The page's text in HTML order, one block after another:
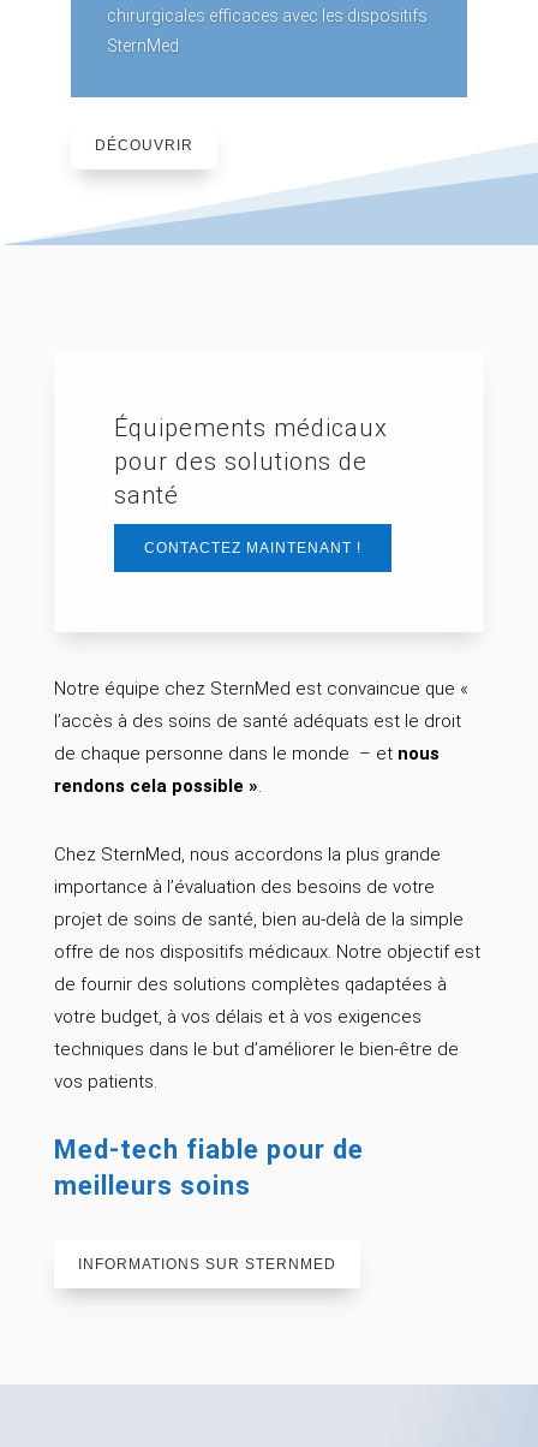
chirurgicales efficaces avec les dispositifs
SternMed
DÉCOUVRIR
Équipements médicaux
pour des solutions de
santé
CONTACTEZ MAINTENANT !
Notre équipe chez SternMed est convaincue que «
l’accès à des soins de santé adéquats est le droit
de chaque personne dans le monde – et nous
rendons cela possible ».
Chez SternMed, nous accordons la plus grande
importance à l’évaluation des besoins de votre
projet de soins de santé, bien au-delà de la simple
offre de nos dispositifs médicaux. Notre objectif est
de fournir des solutions complètes qadaptées à
votre budget, à vos délais et à vos exigences
techniques dans le but d’améliorer le bien-être de
vos patients.
Med-tech fiable pour de
meilleurs soins
INFORMATIONS SUR STERNMED